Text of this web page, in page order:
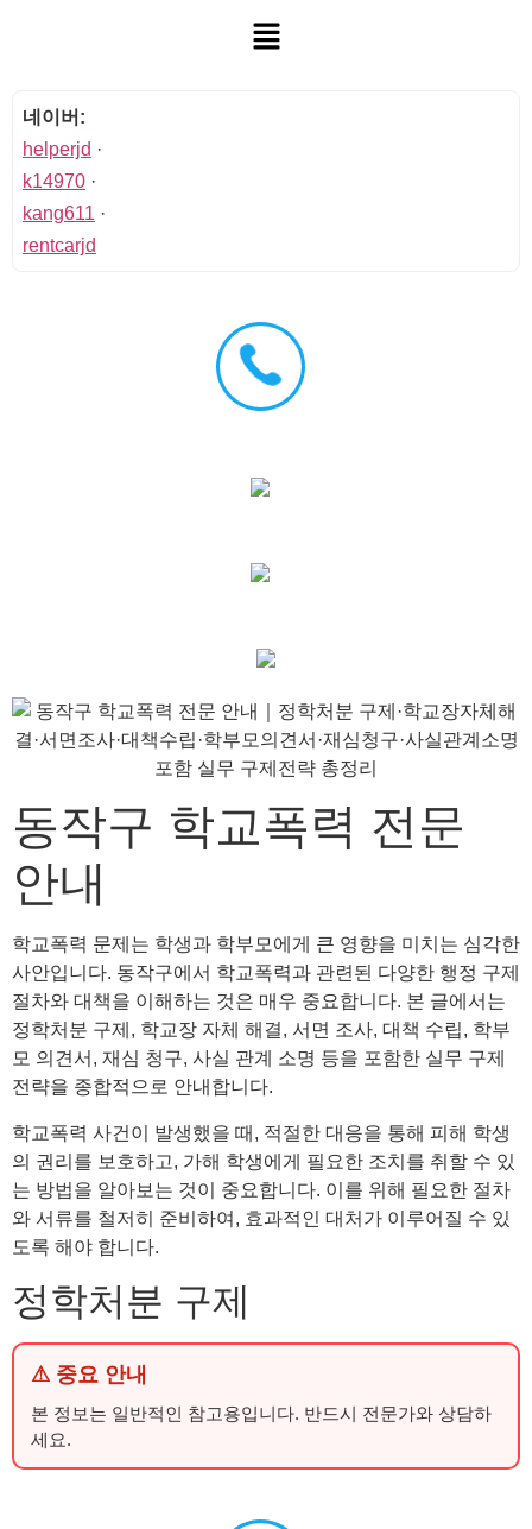
네이버:
helperjd ·
k14970 ·
kang611 ·
rentcarjd
동작구 학교폭력 전문
안내
학교폭력 문제는 학생과 학부모에게 큰 영향을 미치는 심각한
사안입니다. 동작구에서 학교폭력과 관련된 다양한 행정 구제
절차와 대책을 이해하는 것은 매우 중요합니다. 본 글에서는
정학처분 구제, 학교장 자체 해결, 서면 조사, 대책 수립, 학부
모 의견서, 재심 청구, 사실 관계 소명 등을 포함한 실무 구제
전략을 종합적으로 안내합니다.
학교폭력 사건이 발생했을 때, 적절한 대응을 통해 피해 학생
의 권리를 보호하고, 가해 학생에게 필요한 조치를 취할 수 있
는 방법을 알아보는 것이 중요합니다. 이를 위해 필요한 절차
와 서류를 철저히 준비하여, 효과적인 대처가 이루어질 수 있
도록 해야 합니다.
정학처분 구제
⚠ 중요 안내
본 정보는 일반적인 참고용입니다. 반드시 전문가와 상담하
세요.